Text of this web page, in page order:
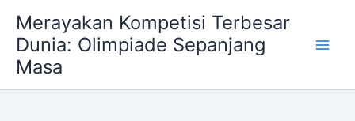
content
Merayakan Kompetisi Terbesar
Dunia: Olimpiade Sepanjang
Masa